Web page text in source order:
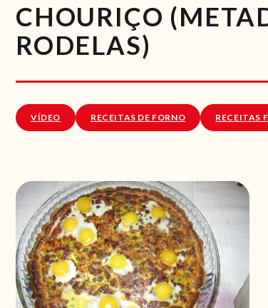
CHOURIÇO
RODELAS)
VÍDEO RECEITAS DE FORNO RECEITAS